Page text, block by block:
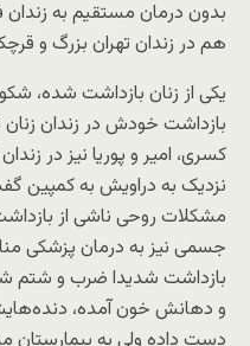
بدون درمان مستقیم به
هم در زندان تهران بزرگ و
یکی از زنان بازداشت شده،
بازداشت خودش در زندان
کسری، امیر و پوریا نیز در
نزدیک به دراویش به کمپین
مشکلات روحی ناشی از
جسمی نیز به درمان پزشکی
بازداشت شدیدا ضرب و شتم
و دهانش خون آمده،